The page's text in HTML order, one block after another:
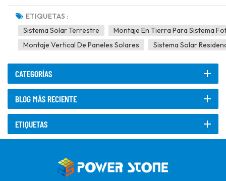
ETIQUETAS :
Sistema Solar Terrestre
Montaje En Tierra Para Sistema
Montaje Vertical De Paneles Solares
Sistema Solar
CATEGORÍAS
BLOG MÁS RECIENTE
ETIQUETAS